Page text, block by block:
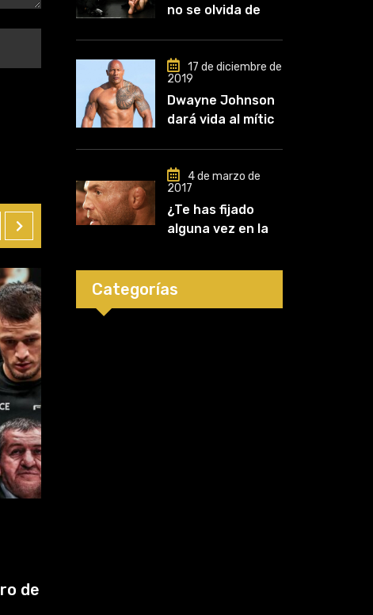
no se olvida de
que comencé a
entrenar, jugó un
papel clave en mi
carrera»
17 de diciembre de
2019
Dwayne Johnson
dará vida al mítico
4 de marzo de
2017
¿Te has fijado
alguna vez en las
luchadores?
Categorías